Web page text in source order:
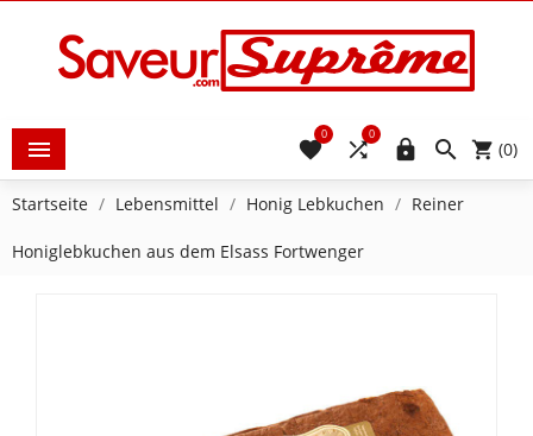
  (0)


0

0
Startseite Lebensmittel Honig Lebkuchen Reiner
Honiglebkuchen aus dem Elsass Fortwenger